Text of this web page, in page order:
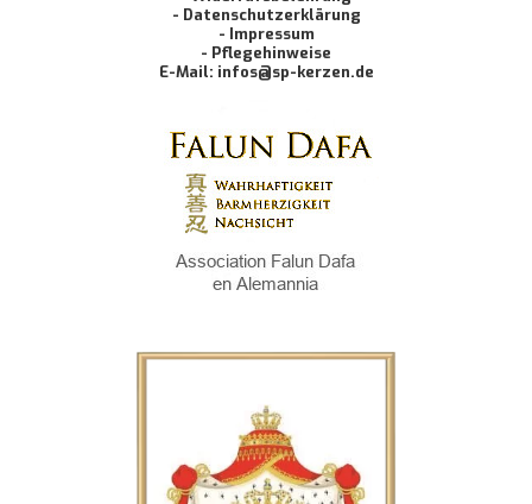
- Datenschutzerklärung
- Impressum
- Pflegehinweise
E-Mail: infos@sp-kerzen.de